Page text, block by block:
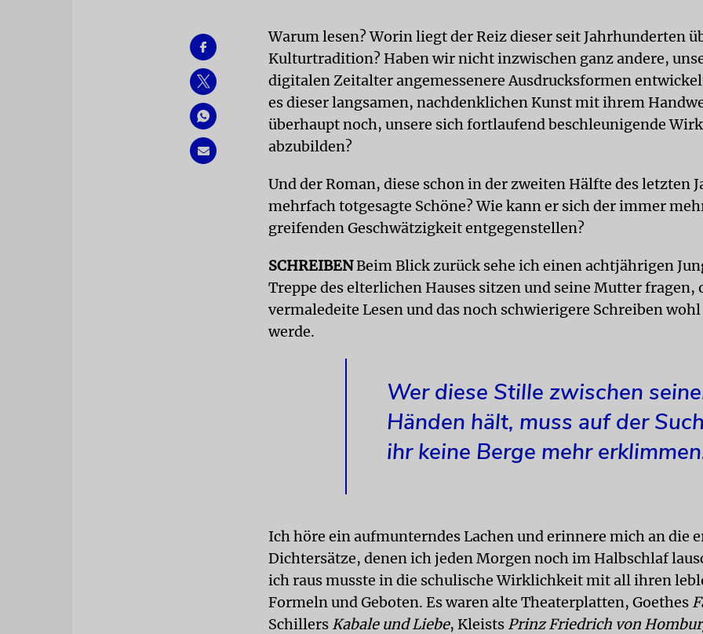
Warum lesen? Worin liegt der Reiz dieser seit Jahrhunderten
Kulturtradition? Haben wir nicht inzwischen ganz andere,
digitalen Zeitalter angemessenere Ausdrucksformen
es dieser langsamen, nachdenklichen Kunst mit ihrem
überhaupt noch, unsere sich fortlaufend beschleunigende
abzubilden?
Und der Roman, diese schon in der zweiten Hälfte des letzten
mehrfach totgesagte Schöne? Wie kann er sich der immer
greifenden Geschwätzigkeit entgegenstellen?
SCHREIBENBeim Blick zurück sehe ich einen achtjährigen
Treppe des elterlichen Hauses sitzen und seine Mutter fragen,
vermaledeite Lesen und das noch schwierigere Schreiben
werde.
Wer diese Stille zwischen
Händen hält, muss auf der
ihr keine Berge mehr
Ich höre ein aufmunterndes Lachen und erinnere mich an die
Dichtersätze, denen ich jeden Morgen noch im Halbschlaf
ich raus musste in die schulische Wirklichkeit mit all ihren
Formeln und Geboten. Es waren alte Theaterplatten, Goethes
Schillers Kabale und Liebe, Kleists Prinz Friedrich von